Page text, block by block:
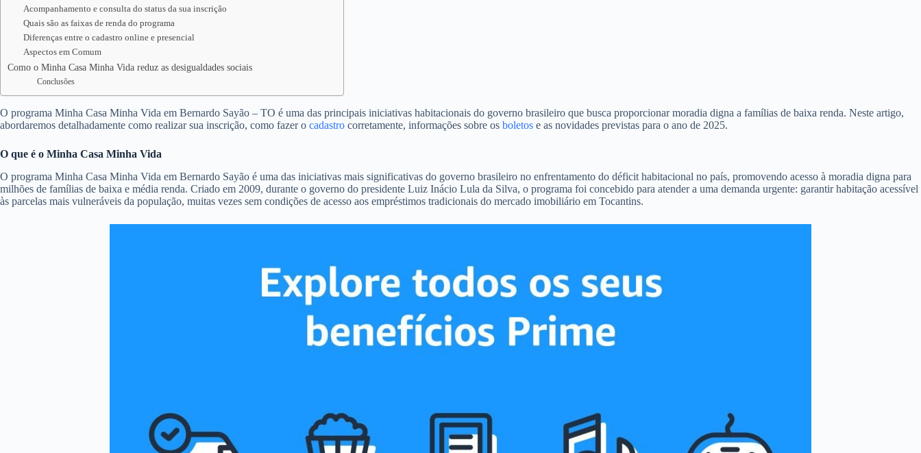
Acompanhamento e consulta do status da sua inscrição
Quais são as faixas de renda do programa
Diferenças entre o cadastro online e presencial
Aspectos em Comum
Como o Minha Casa Minha Vida reduz as desigualdades sociais
Conclusões
O programa Minha Casa Minha Vida em Bernardo Sayão – TO é uma das principais iniciativas habitacionais do governo brasileiro que busca proporcionar moradia digna a famílias de baixa renda. Neste artigo,
abordaremos detalhadamente como realizar sua inscrição, como fazer o cadastro corretamente, informações sobre os boletos e as novidades previstas para o ano de 2025.
O que é o Minha Casa Minha Vida
O programa Minha Casa Minha Vida em Bernardo Sayão é uma das iniciativas mais significativas do governo brasileiro no enfrentamento do déficit habitacional no país, promovendo acesso à moradia digna para
milhões de famílias de baixa e média renda. Criado em 2009, durante o governo do presidente Luiz Inácio Lula da Silva, o programa foi concebido para atender a uma demanda urgente: garantir habitação acessível
às parcelas mais vulneráveis da população, muitas vezes sem condições de acesso aos empréstimos tradicionais do mercado imobiliário em Tocantins.